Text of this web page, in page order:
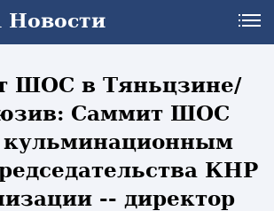
ШОС в Тяньцзине/
Саммит ШОС
кульминационным
КНР
-- директор